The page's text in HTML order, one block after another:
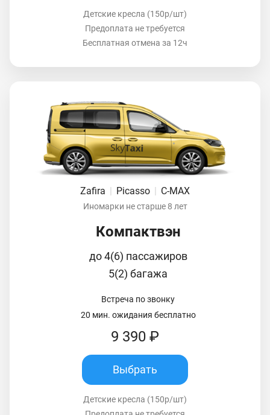
Детские кресла (150р/шт)
Предоплата не требуется
Бесплатная отмена за 12ч
Zafira | Picasso | C-MAX
Иномарки не старше 8 лет
Компактвэн
до 4(6) пассажиров
5(2) багажа
Встреча по звонку
20 мин. ожидания бесплатно
9 390 ₽
Выбрать
Детские кресла (150р/шт)